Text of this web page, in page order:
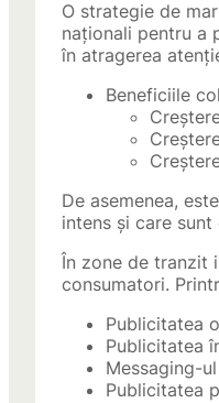
O strategie de
naționali pentru a
în atragerea
Beneficiile
De asemenea,
intens și care
În zone de tranzit
consumatori.
Publicitatea
Publicitatea
Messaging-
Publicitatea